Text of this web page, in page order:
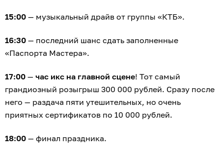
15:00 — музыкальный драйв от группы «КТБ».
16:30 — последний шанс сдать заполненные
«Паспорта Мастера».
17:00 — час икс на главной сцене! Тот самый
грандиозный розыгрыш 300 000 рублей. Сразу после
него — раздача пяти утешительных, но очень
приятных сертификатов по 10 000 рублей.
18:00 — финал праздника.